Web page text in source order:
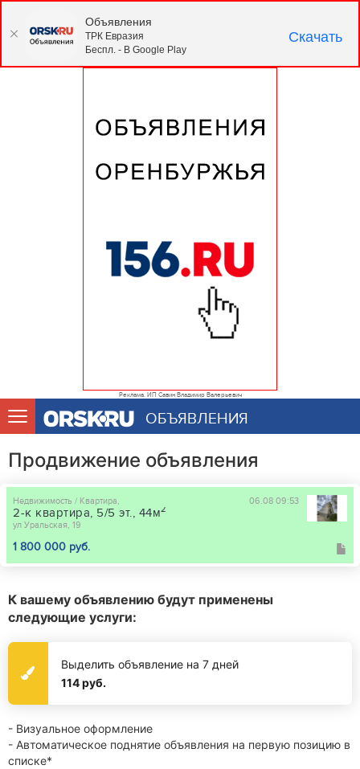
Реклама. ИП Савин Владимир Валерьевич
ОБЪЯВЛЕНИЯ
Продвижение объявления
06.08 09:53
Недвижимость / Квартира,
2-к квартира, 5/5 эт., 44м2
ул Уральская, 19
1 800 000 руб.
К вашему объявлению будут применены
следующие услуги:
Выделить объявление на 7 дней
114 руб.
- Визуальное оформление
- Автоматическое поднятие объявления на первую позицию в
списке*
Объявления
ТРК Евразия
Беспл. - В Google Play
Скачать